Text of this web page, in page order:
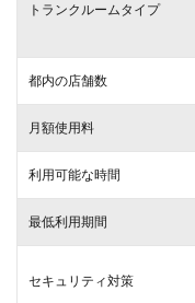
トランクルームタイプ
都内の店舗数
月額使用料
利用可能な時間
最低利用期間
セキュリティ対策